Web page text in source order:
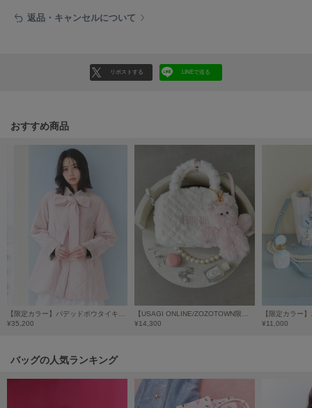
ラート
le coq sportif
ルコックスポルティフ
LeSportsac
レスポートサック
LILY BROWN
リリーブラウン
LILY BROWN Lingerie
リリーブラウンランジェリー
LITTLE UNION TOKYO
リトルユニオン トウキョウ
返品・キャンセルについて
リポストする LINEで送る
おすすめ商品
¥35,200
¥14,300
¥11,000
バッグの人気ランキング